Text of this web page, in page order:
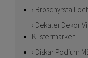
Broschyrställ
Dekaler Dekor
Klistermärken
Diskar Podium